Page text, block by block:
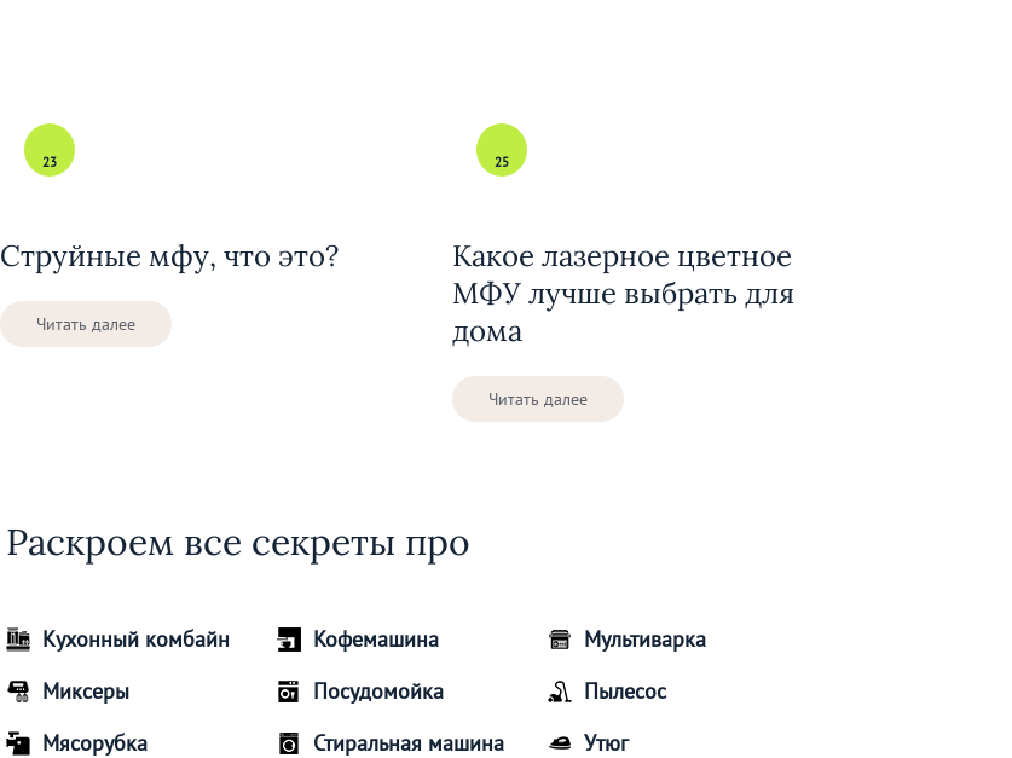
23
Струйные мфу, что это?
Читать далее
25
Какое лазерное цветное
МФУ лучше выбрать для
дома
Читать далее
Раскроем все секреты про
Кухонный комбайн Кофемашина
Мультиварка
Миксеры
Посудомойка
Пылесос
Мясорубка
Стиральная машина
Утюг